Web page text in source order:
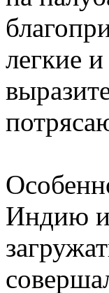
легкие
Индию и